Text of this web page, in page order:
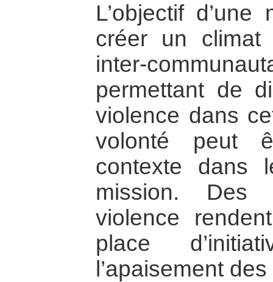
L’objectif
créer un climat
inter-
permettant de
violence dans
volonté peut
contexte dans
mission. Des
violence
place
l’apaisement